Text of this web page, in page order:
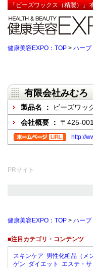
「ビーズワックス（精製）」:
健康美容EXPO：TOP > ハーブ
有限会社みむろ
製品名 ：
ビーズワッ
会社概要 ： 〒425-
http://
PRサイト
健康美容EXPO：TOP > ハーブ
■注目カテゴリ・コンテンツ
スキンケア 男性化粧品（メ
ゲン ダイエット エステ・